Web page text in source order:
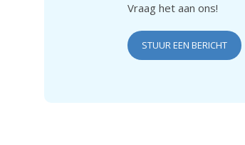
Vraag het aan ons!
STUUR EEN BERICHT